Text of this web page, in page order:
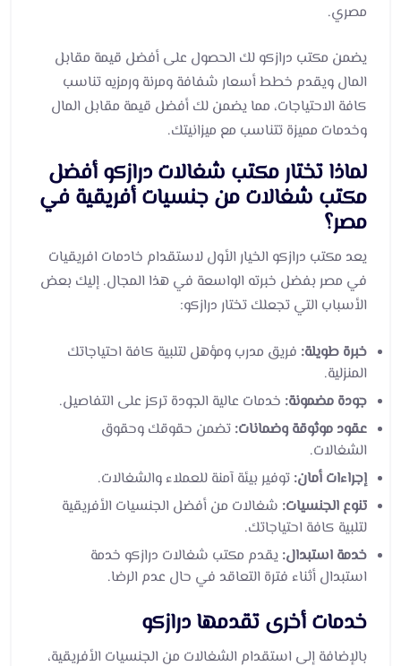
مصري.
يضمن مكتب درازكو لك الحصول على أفضل قيمة مقابل
المال ويقدم خطط أسعار شفافة ومرنة ورمزيه تناسب
كافة الاحتياجات، مما يضمن لك أفضل قيمة مقابل المال
وخدمات مميزة تتناسب مع ميزانيتك.
لماذا تختار مكتب شغالات درازكو أفضل
مكتب شغالات من جنسيات أفريقية في
مصر؟
يعد مكتب درازكو الخيار الأول لاستقدام خادمات افريقيات
في مصر بفضل خبرته الواسعة في هذا المجال. إليك بعض
الأسباب التي تجعلك تختار درازكو:
خبرة طويلة: فريق مدرب ومؤهل لتلبية كافة احتياجاتك
المنزلية.
جودة مضمونة: خدمات عالية الجودة تركز على التفاصيل.
عقود موثوقة وضمانات: تضمن حقوقك وحقوق
الشغالات.
إجراءات أمان: توفير بيئة آمنة للعملاء والشغالات.
تنوع الجنسيات: شغالات من أفضل الجنسيات الأفريقية
لتلبية كافة احتياجاتك.
خدمة استبدال: يقدم مكتب شغالات درازكو خدمة
استبدال أثناء فترة التعاقد في حال عدم الرضا.
خدمات أخرى تقدمها درازكو
بالإضافة إلى استقدام الشغالات من الجنسيات الأفريقية،